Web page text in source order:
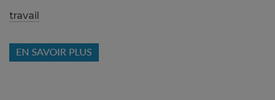
travail